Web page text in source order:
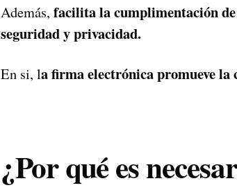
Además, facilita la cumplimentación
seguridad y privacidad.
En si, la firma electrónica promueve la
¿Por qué es